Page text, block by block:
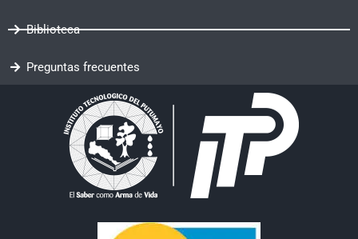
Biblioteca
Preguntas frecuentes